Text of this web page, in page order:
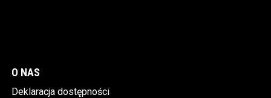
O NAS
Deklaracja dostępności